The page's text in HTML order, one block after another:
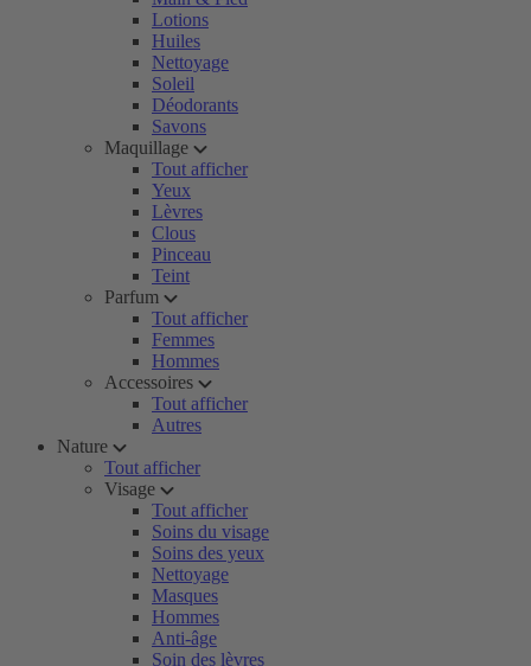
Lotions
Huiles
Nettoyage
Soleil
Déodorants
Savons
Maquillage
Tout afficher
Yeux
Lèvres
Clous
Pinceau
Teint
Parfum
Tout afficher
Femmes
Hommes
Accessoires
Tout afficher
Autres
Nature
Tout afficher
Visage
Tout afficher
Soins du visage
Soins des yeux
Nettoyage
Masques
Hommes
Anti-âge
Soin des lèvres